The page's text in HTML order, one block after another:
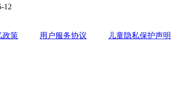
12
政策 用户服务协议 儿童隐私保护声明